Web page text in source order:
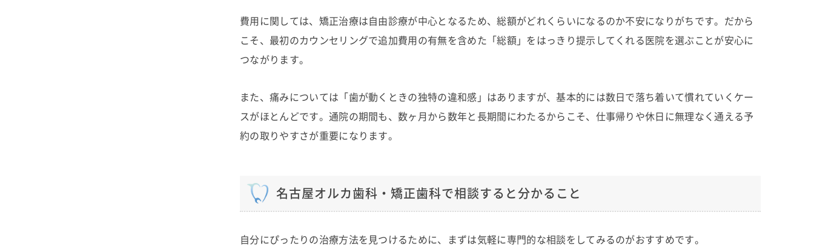
費用に関しては、矯正治療は自由診療が中心となるため、総額がどれくらいになるのか不安になりがちです。だから
こそ、最初のカウンセリングで追加費用の有無を含めた「総額」をはっきり提示してくれる医院を選ぶことが安心に
つながります。
また、痛みについては「歯が動くときの独特の違和感」はありますが、基本的には数日で落ち着いて慣れていくケー
スがほとんどです。通院の期間も、数ヶ月から数年と長期間にわたるからこそ、仕事帰りや休日に無理なく通える予
約の取りやすさが重要になります。
名古屋オルカ歯科・矯正歯科で相談すると分かること
自分にぴったりの治療方法を見つけるために、まずは気軽に専門的な相談をしてみるのがおすすめです。